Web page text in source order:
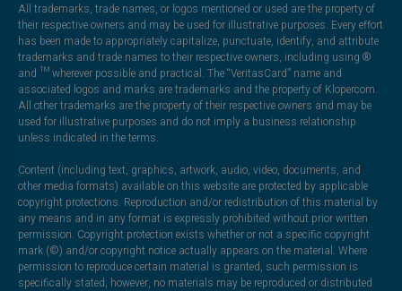
All trademarks, trade names, or logos mentioned or used are the property of
their respective owners and may be used for illustrative purposes. Every effort
has been made to appropriately capitalize, punctuate, identify, and attribute
trademarks and trade names to their respective owners, including using ®
and ™ wherever possible and practical. The “VeritasCard” name and
associated logos and marks are trademarks and the property of Klopercom.
All other trademarks are the property of their respective owners and may be
used for illustrative purposes and do not imply a business relationship
unless indicated in the terms.
Content (including text, graphics, artwork, audio, video, documents, and
other media formats) available on this website are protected by applicable
copyright protections. Reproduction and/or redistribution of this material by
any means and in any format is expressly prohibited without prior written
permission. Copyright protection exists whether or not a specific copyright
mark (©) and/or copyright notice actually appears on the material. Where
permission to reproduce certain material is granted, such permission is
specifically stated; however, no materials may be reproduced or distributed